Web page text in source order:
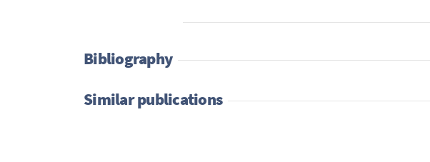
Bibliography
Similar publications